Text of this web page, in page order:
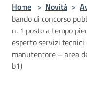
Home > Novità >
bando di concorso
n. 1 posto a tempo
esperto servizi tecnici
manutentore – area
b1)